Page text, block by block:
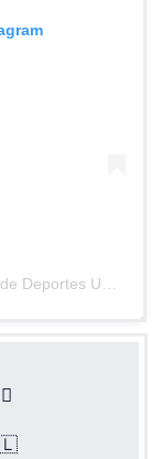
Una publicación compartida por Dirección de Deportes UC (@deportesuc)